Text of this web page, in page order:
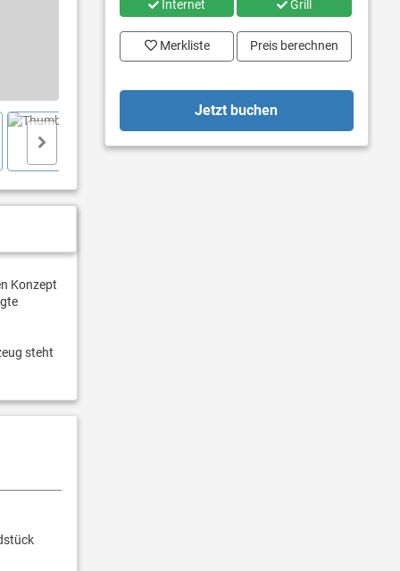
Konzept
steht
Internet Grill
Merkliste Preis berechnen
Jetzt buchen